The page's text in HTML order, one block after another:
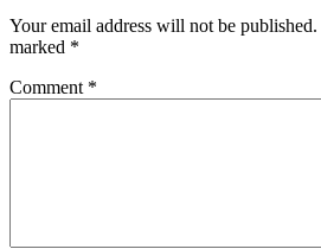
Your email address will not be published.
marked *
Comment *